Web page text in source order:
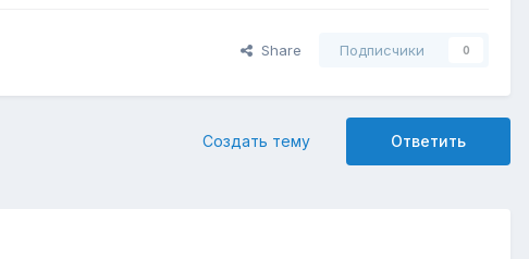
Share Подписчики 0
Ответить
Создать тему